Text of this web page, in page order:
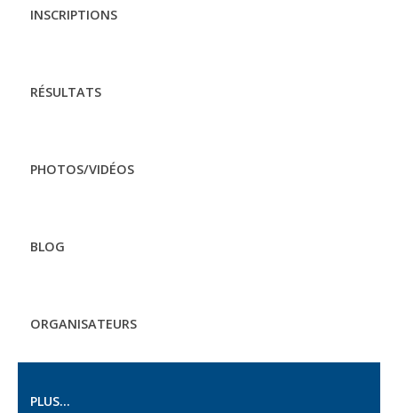
INSCRIPTIONS
RÉSULTATS
PHOTOS/VIDÉOS
BLOG
ORGANISATEURS
PLUS...